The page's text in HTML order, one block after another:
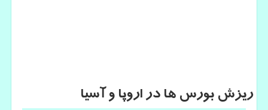
ریزش بورس ها در اروپا و آسیا